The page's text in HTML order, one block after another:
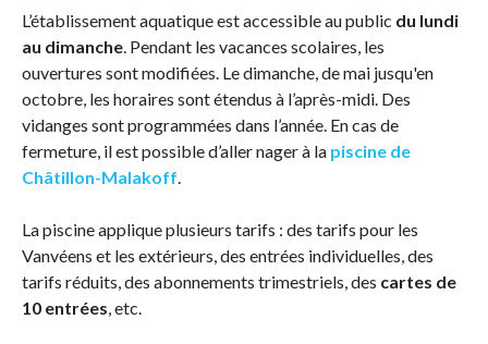
L’établissement aquatique est accessible au public du lundi
au dimanche. Pendant les vacances scolaires, les
ouvertures sont modifiées. Le dimanche, de mai jusqu'en
octobre, les horaires sont étendus à l’après-midi. Des
vidanges sont programmées dans l’année. En cas de
fermeture, il est possible d’aller nager à la piscine de
Châtillon-Malakoff.
La piscine applique plusieurs tarifs : des tarifs pour les
Vanvéens et les extérieurs, des entrées individuelles, des
tarifs réduits, des abonnements trimestriels, des cartes de
10 entrées, etc.